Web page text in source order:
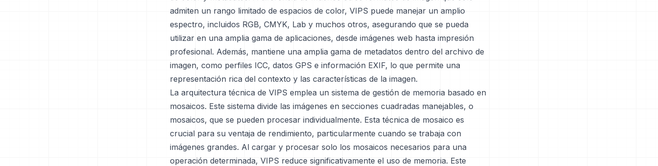
admiten un rango limitado de espacios de color, VIPS puede manejar un amplio
espectro, incluidos RGB, CMYK, Lab y muchos otros, asegurando que se pueda
utilizar en una amplia gama de aplicaciones, desde imágenes web hasta impresión
profesional. Además, mantiene una amplia gama de metadatos dentro del archivo de
imagen, como perfiles ICC, datos GPS e información EXIF, lo que permite una
representación rica del contexto y las características de la imagen.
La arquitectura técnica de VIPS emplea un sistema de gestión de memoria basado en
mosaicos. Este sistema divide las imágenes en secciones cuadradas manejables, o
mosaicos, que se pueden procesar individualmente. Esta técnica de mosaico es
crucial para su ventaja de rendimiento, particularmente cuando se trabaja con
imágenes grandes. Al cargar y procesar solo los mosaicos necesarios para una
operación determinada, VIPS reduce significativamente el uso de memoria. Este